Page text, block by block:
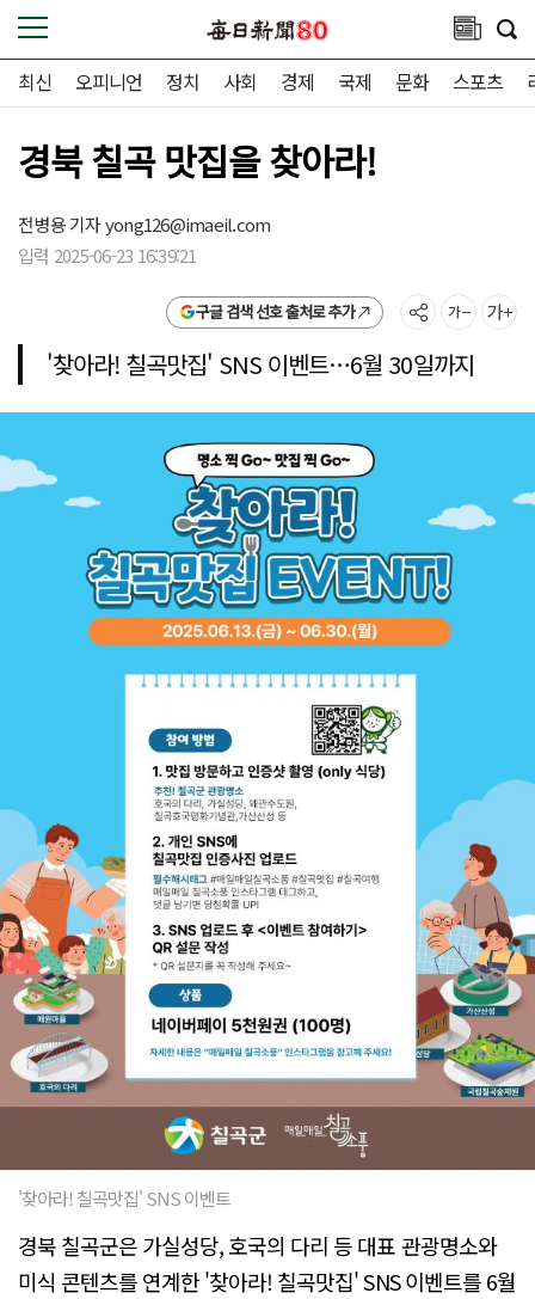
최신 오피니언 정치 사회 경제 국제 문화 스포츠
경북 칠곡 맛집을 찾아라!
전병용 기자yong126@imaeil.com
입력 2025-06-23 16:39:21
구글 검색 선호 출처로 추가
'찾아라! 칠곡맛집' SNS 이벤트…6월 30일까지
'찾아라! 칠곡맛집' SNS 이벤트
경북 칠곡군은 가실성당, 호국의 다리 등 대표 관광명소와
미식 콘텐츠를 연계한 '찾아라! 칠곡맛집' SNS 이벤트를 6월